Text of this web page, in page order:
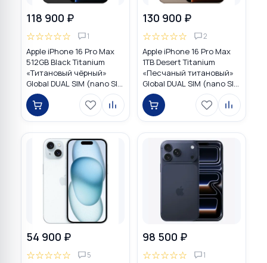
118 900 ₽
☆☆☆☆☆ 1
Apple iPhone 16 Pro Max
512GB Black Titanium
«Титановый чёрный»
Global DUAL SIM (nano SIM
+ eSIM)
130 900 ₽
☆☆☆☆☆ 2
Apple iPhone 16 Pro Max
1TB Desert Titanium
«Песчаный титановый»
Global DUAL SIM (nano SIM
+ eSIM)
54 900 ₽
☆☆☆☆☆ 5
98 500 ₽
☆☆☆☆☆ 1